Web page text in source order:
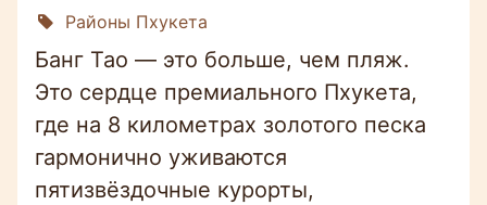
Районы Пхукета
Банг Тао — это больше, чем пляж.
Это сердце премиального Пхукета,
где на 8 километрах золотого песка
гармонично уживаются
пятизвёздочные курорты,